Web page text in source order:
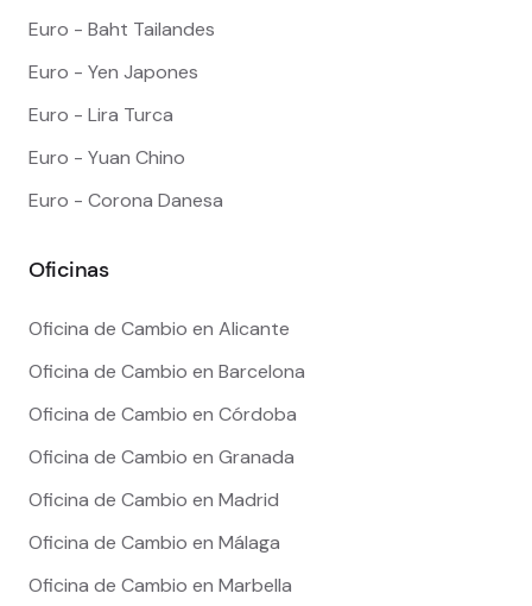
Euro - Baht Tailandes
Euro - Yen Japones
Euro - Lira Turca
Euro - Yuan Chino
Euro - Corona Danesa
Oficinas
Oficina de Cambio en Alicante
Oficina de Cambio en Barcelona
Oficina de Cambio en Córdoba
Oficina de Cambio en Granada
Oficina de Cambio en Madrid
Oficina de Cambio en Málaga
Oficina de Cambio en Marbella